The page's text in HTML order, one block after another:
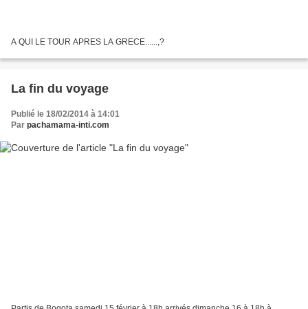
A QUI LE TOUR APRES LA GRECE......,?
La fin du voyage
Publié le 18/02/2014 à 14:01
Par pachamama-inti.com